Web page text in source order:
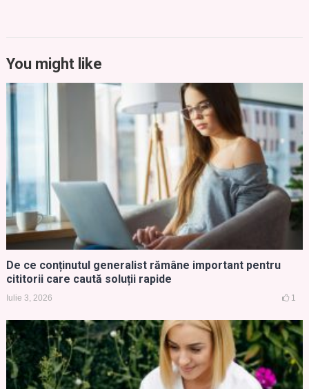
You might like
De ce conținutul generalist rămâne important pentru
cititorii care caută soluții rapide
Iulie 3, 2026 1